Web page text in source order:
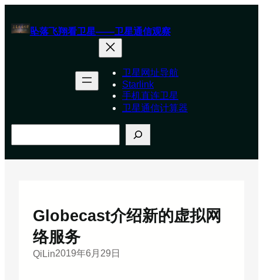
内
坠落飞翔看卫星——卫星通信观察
卫星网址导航
Starlink
手机直连卫星
卫星通信计算器
Globecast介绍新的虚拟网
络服务
QiLin2019年6月29日